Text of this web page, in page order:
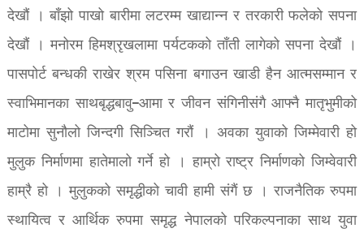
देखौं । बाँझो पाखो बारीमा लटरम्म खाद्यान्न र तरकारी फलेको सपना
देखौं । मनोरम हिमश्रृखलामा पर्यटकको ताँती लागेको सपना देखौं ।
पासपोर्ट बन्धकी राखेर श्रम पसिना बगाउन खाडी हैन आत्मसम्मान र
स्वाभिमानका साथबृद्धबावु–आमा र जीवन संगिनीसंगै आफ्नै मातृभुमीको
माटोमा सुनौलो जिन्दगी सिञ्चित गरौं । अवका युवाको जिम्मेवारी हो
मुलुक निर्माणमा हातेमालो गर्ने हो । हाम्रो राष्ट्र निर्माणको जिम्वेवारी
हाम्रै हो । मुलुकको समृद्धीको चावी हामी संगैं छ । राजनैतिक रुपमा
स्थायित्व र आर्थिक रुपमा समृद्ध नेपालको परिकल्पनाका साथ युवा